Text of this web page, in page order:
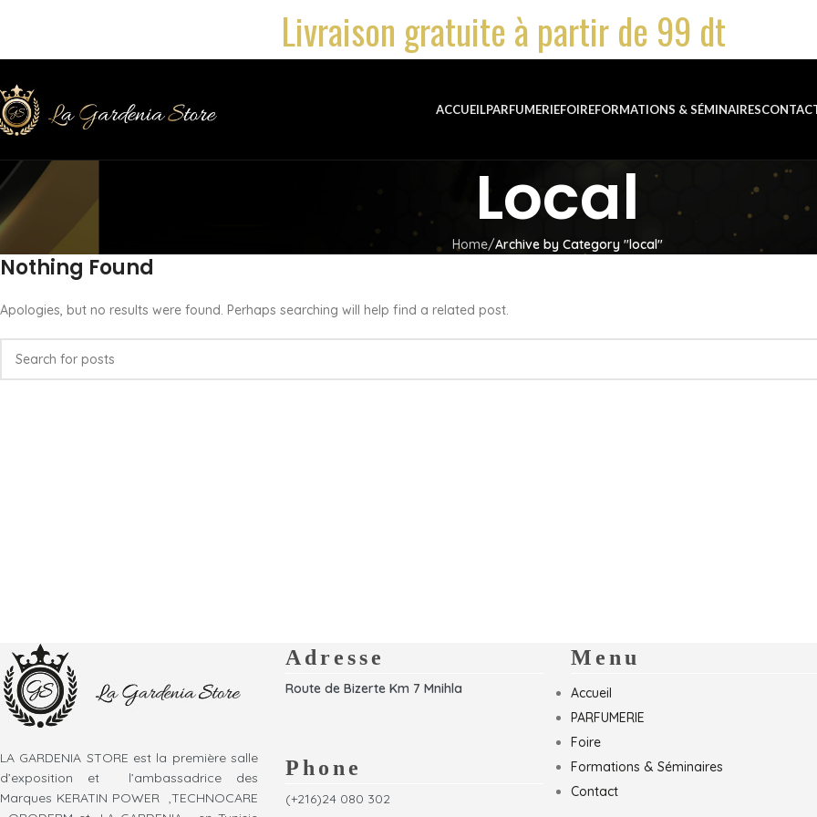
Livraison gratuite à partir de 99 dt
ACCUEILPARFUMERIEFOIREFORMATIONS & SÉMINAIRES
Local
Home Archive by Category "local"
Nothing Found
Apologies, but no results were found. Perhaps searching will help find a related post.
LA GARDENIA STORE est la première salle
d’exposition et l’ambassadrice des
Marques KERATIN POWER ,TECHNOCARE
Adresse
Route de Bizerte Km 7 Mnihla
Phone
(+216)24 080 302
Menu
Accueil
PARFUMERIE
Foire
Formations & Séminaires
Contact